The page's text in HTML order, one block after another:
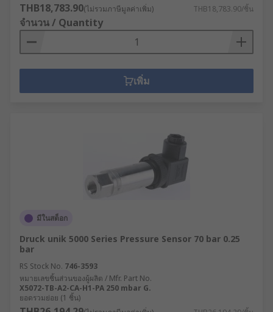
THB18,783.90(ไม่รวมภาษีมูลค่าเพิ่ม) THB18,783.90/ชิ้น
จำนวน / Quantity
เพิ่ม
มีในสต็อก
Druck unik 5000 Series Pressure Sensor 70 bar 0.25
bar
RS Stock No. 746-3593
หมายเลขชิ้นส่วนของผู้ผลิต / Mfr. Part No.
X5072-TB-A2-CA-H1-PA 250 mbar G.
ยอดรวมย่อย (1 ชิ้น)